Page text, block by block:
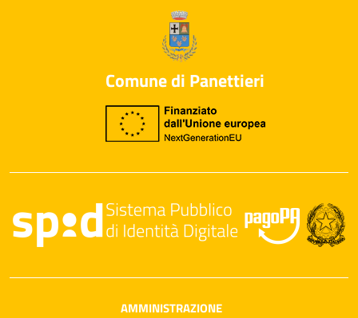
Comune di Panettieri
AMMINISTRAZIONE